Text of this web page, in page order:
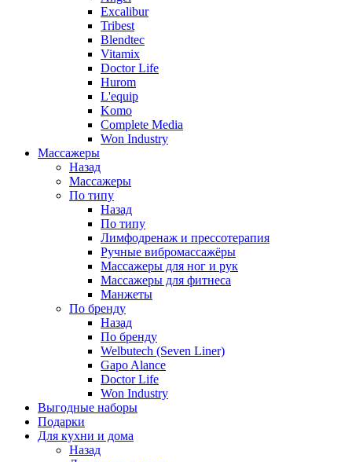
Excalibur
Tribest
Blendtec
Vitamix
Doctor Life
Hurom
L'equip
Komo
Complete Media
Won Industry
Массажеры
Назад
Массажеры
По типу
Назад
По типу
Лимфодренаж и прессотерапия
Ручные вибромассажёры
Массажеры для ног и рук
Массажеры для фитнеса
Манжеты
По бренду
Назад
По бренду
Welbutech (Seven Liner)
Gapo Alance
Doctor Life
Won Industry
Выгодные наборы
Подарки
Для кухни и дома
Назад